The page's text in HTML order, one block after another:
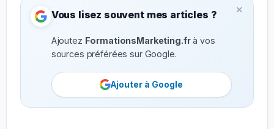
×
Vous lisez souvent mes articles ?
Ajoutez FormationsMarketing.frà vos
sources préférées sur Google.
Ajouter à Google